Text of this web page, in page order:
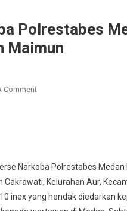
Polrestabes
Maimun
CommentOn
Tangkap
Pengedar
Inex
Narkoba Polrestabes
Kelurahan Aur,
inex yang hendak diedarkan